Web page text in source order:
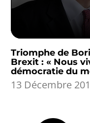
Triomphe de
Brexit : « Nous
démocratie du
13 Décembre